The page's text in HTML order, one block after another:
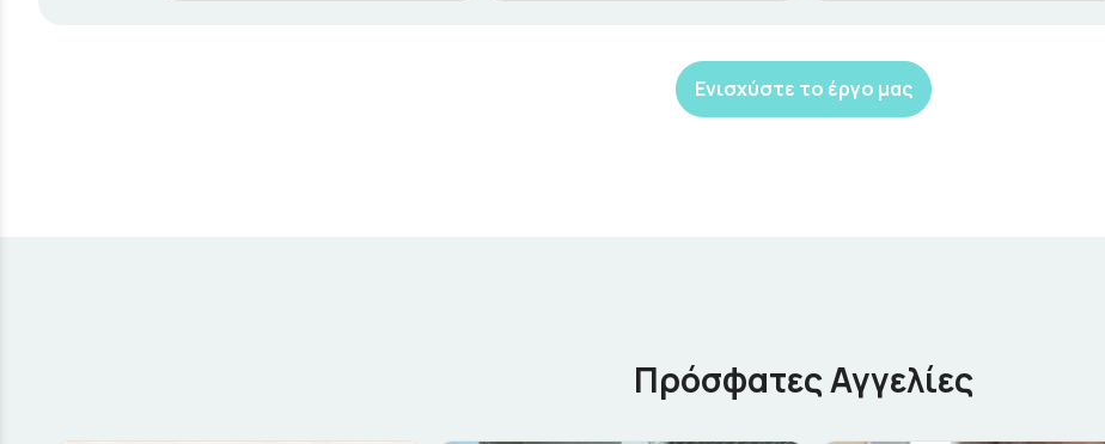
Ενισχύστε το έργο μας
Πρόσφατες Αγγελίες